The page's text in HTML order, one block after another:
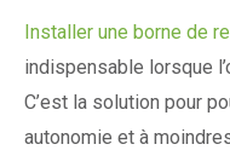
Installer une borne de
indispensable lorsque
C’est la solution pour
autonomie et à